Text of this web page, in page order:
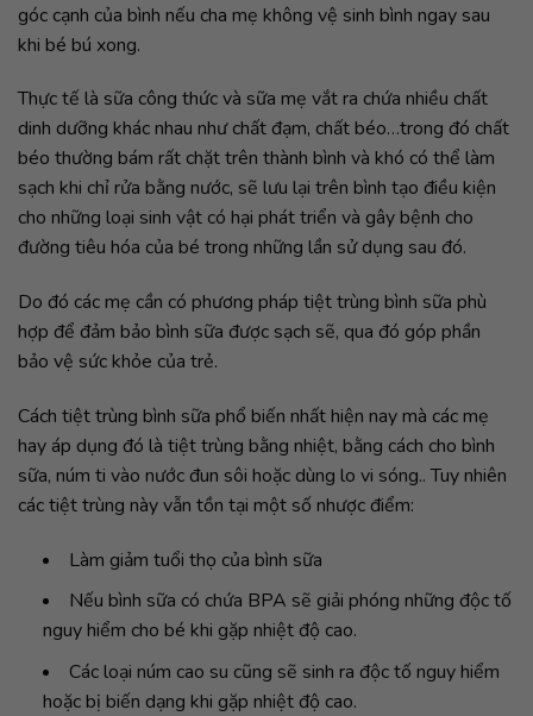
góc cạnh của bình nếu cha mẹ không vệ sinh bình ngay sau
khi bé bú xong.
Thực tế là sữa công thức và sữa mẹ vắt ra chứa nhiều chất
dinh dưỡng khác nhau như chất đạm, chất béo…trong đó chất
béo thường bám rất chặt trên thành bình và khó có thể làm
sạch khi chỉ rửa bằng nước, sẽ lưu lại trên bình tạo điều kiện
cho những loại sinh vật có hại phát triển và gây bệnh cho
đường tiêu hóa của bé trong những lần sử dụng sau đó.
Do đó các mẹ cần có phương pháp tiệt trùng bình sữa phù
hợp để đảm bảo bình sữa được sạch sẽ, qua đó góp phần
bảo vệ sức khỏe của trẻ.
Cách tiệt trùng bình sữa phổ biến nhất hiện nay mà các mẹ
hay áp dụng đó là tiệt trùng bằng nhiệt, bằng cách cho bình
sữa, núm ti vào nước đun sôi hoặc dùng lo vi sóng.. Tuy nhiên
các tiệt trùng này vẫn tồn tại một số nhược điểm:
Làm giảm tuổi thọ của bình sữa
Nếu bình sữa có chứa BPA sẽ giải phóng những độc tố
nguy hiểm cho bé khi gặp nhiệt độ cao.
Các loại núm cao su cũng sẽ sinh ra độc tố nguy hiểm
hoặc bị biến dạng khi gặp nhiệt độ cao.